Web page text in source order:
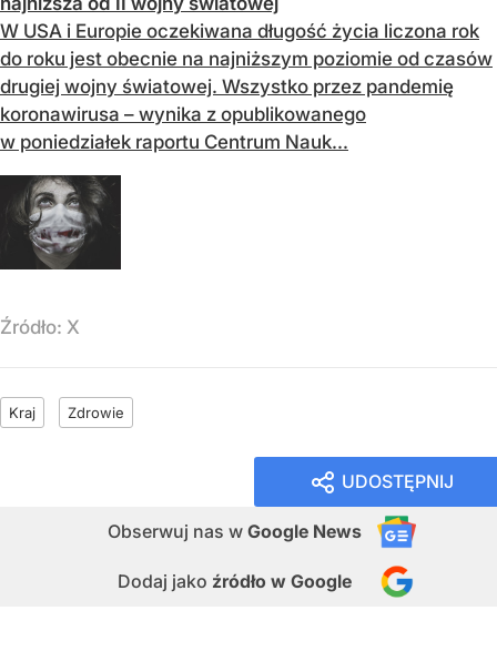
W USA i Europie oczekiwana długość życia liczona rok
do roku jest obecnie na najniższym poziomie od czasów
drugiej wojny światowej. Wszystko przez pandemię
koronawirusa – wynika z opublikowanego
w poniedziałek raportu Centrum Nauk...
Źródło: X
Kraj Zdrowie
UDOSTĘPNIJ
Obserwuj nas w Google News
Dodaj jako źródło w Google